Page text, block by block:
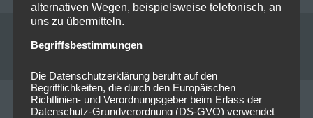
Leave a reply
Your email address will not be published. Required
alternativen Wegen, beispielsweise telefonisch, an
uns zu übermitteln.
Begriffsbestimmungen
Die Datenschutzerklärung beruht auf den
Begrifflichkeiten, die durch den Europäischen
Richtlinien- und Verordnungsgeber beim Erlass der
Datenschutz-Grundverordnung (DS-GVO) verwendet